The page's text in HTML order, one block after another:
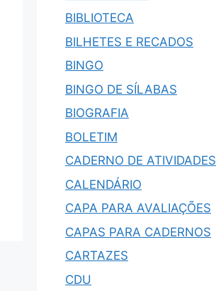
BIBLIOTECA
BILHETES E RECADOS
BINGO
BINGO DE SÍLABAS
BIOGRAFIA
BOLETIM
CADERNO DE ATIVIDADES
CALENDÁRIO
CAPA PARA AVALIAÇÕES
CAPAS PARA CADERNOS
CARTAZES
CDU